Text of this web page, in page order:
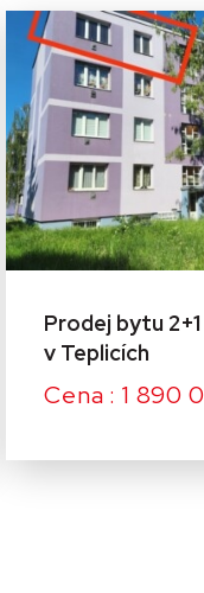
Prodej bytu
v Teplicích
Cena : 1 890